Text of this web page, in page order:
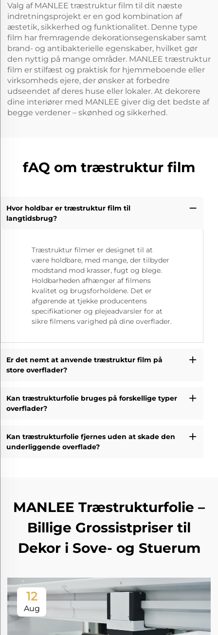
Valg af MANLEE træstruktur film til dit næste
indretningsprojekt er en god kombination af
æstetik, sikkerhed og funktionalitet. Denne type
film har fremragende dekorationsegenskaber samt
brand- og antibakterielle egenskaber, hvilket gør
den nyttig på mange områder. MANLEE træstruktur
film er stilfæst og praktisk for hjemmeboende eller
virksomheds ejere, der ønsker at forbedre
udseendet af deres huse eller lokaler. At dekorere
dine interiører med MANLEE giver dig det bedste af
begge verdener – skønhed og sikkerhed.
fAQ om træstruktur film
Hvor holdbar er træstruktur film til
langtidsbrug?
Træstruktur filmer er designet til at
være holdbare, med mange, der tilbyder
modstand mod krasser, fugt og blege.
Holdbarheden afhænger af filmens
kvalitet og brugsforholdene. Det er
afgørende at tjekke producentens
specifikationer og plejeadvarsler for at
sikre filmens varighed på dine overflader.
Er det nemt at anvende træstruktur film på
store overflader?
Kan træstrukturfolie bruges på forskellige typer
overflader?
Kan træstrukturfolie fjernes uden at skade den
underliggende overflade?
MANLEE Træstrukturfolie –
Billige Grossistpriser til
Dekor i Sove- og Stuerum
12
Aug